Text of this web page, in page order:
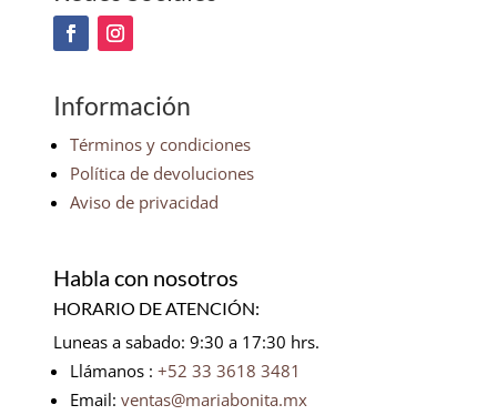
Información
Términos y condiciones
Política de devoluciones
Aviso de privacidad
Habla con nosotros
HORARIO DE ATENCIÓN:
Luneas a sabado: 9:30 a 17:30 hrs.
Llámanos : +52 33 3618 3481
Email: ventas@mariabonita.mx